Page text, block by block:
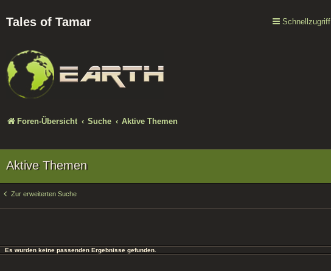
Tales of Tamar Schnellzugriff
Foren-Übersicht Suche Aktive Themen
Aktive Themen
Zur erweiterten Suche
Es wurden keine passenden Ergebnisse gefunden.